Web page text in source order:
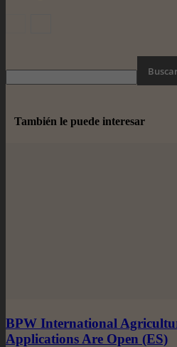
También le puede interesar
BPW International
Applications Are Open (ES)